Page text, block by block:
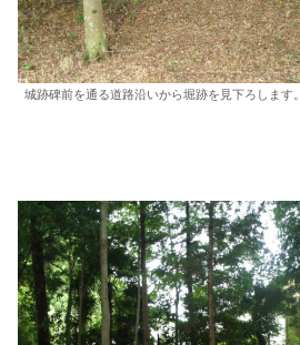
城跡碑前を通る道路沿いから堀跡を見下ろします。